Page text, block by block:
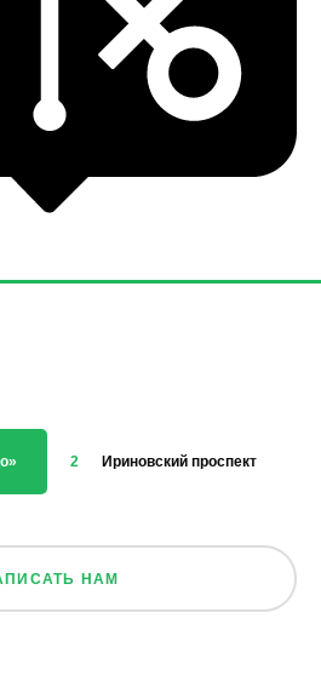
2 Ириновский проспект
НАМ